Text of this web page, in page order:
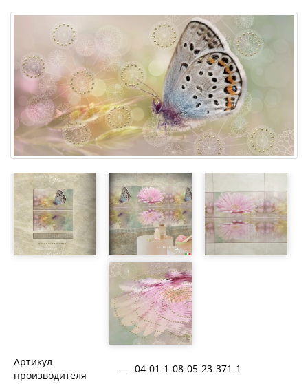
Артикул
производителя
— 04-01-1-08-05-23-371-1